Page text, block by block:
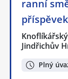
ranní
Jindřichův
Plný